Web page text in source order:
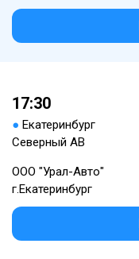
17:30
● Екатеринбург
Северный АВ
ООО "Урал-Авто"
г.Екатеринбург